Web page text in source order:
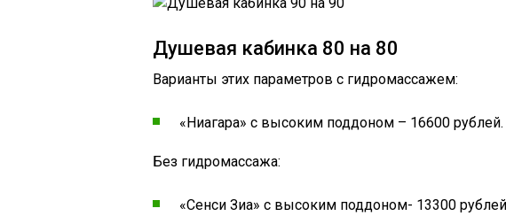
Душевая кабинка 80 на 80
Варианты этих параметров с гидромассажем:
«Ниагара» с высоким поддоном – 16600 рублей.
Без гидромассажа:
«Сенси Зиа» с высоким поддоном- 13300